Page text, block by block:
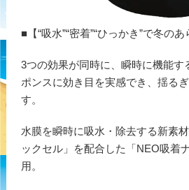
■【“吸水”“密着”“ひっかき”で冬の
3つの効果が同時に、瞬時に機能す
ポンスに効き目を実感でき、揺る
す。
水膜を瞬時に吸水・除去する新素
ックセル」を配合した「NEO吸着
用。